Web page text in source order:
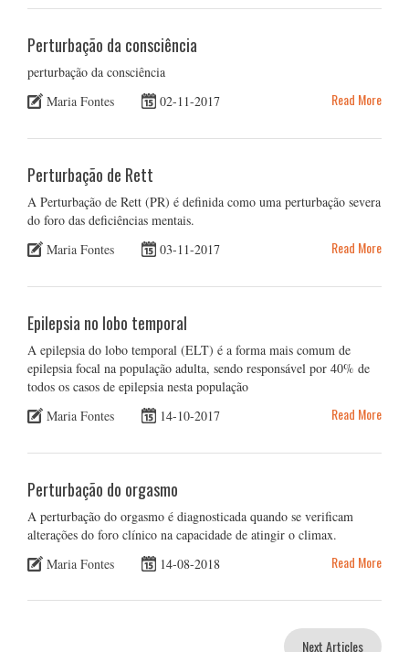
Perturbação da consciência
perturbação da consciência
Maria Fontes
02-11-2017 Read More
Perturbação de Rett
A Perturbação de Rett (PR) é definida como uma perturbação severa
do foro das deficiências mentais.
Maria Fontes
03-11-2017 Read More
Epilepsia no lobo temporal
A epilepsia do lobo temporal (ELT) é a forma mais comum de
epilepsia focal na população adulta, sendo responsável por 40% de
todos os casos de epilepsia nesta população
Maria Fontes
14-10-2017 Read More
Perturbação do orgasmo
A perturbação do orgasmo é diagnosticada quando se verificam
alterações do foro clínico na capacidade de atingir o climax.
Maria Fontes
14-08-2018 Read More
Next Articles